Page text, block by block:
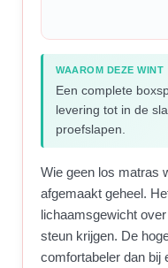
WAAROM DEZE WINT
Een complete
levering tot in de
proefslapen.
Wie geen los matras
afgemaakt geheel.
lichaamsgewicht
steun krijgen. De
comfortabeler dan bij